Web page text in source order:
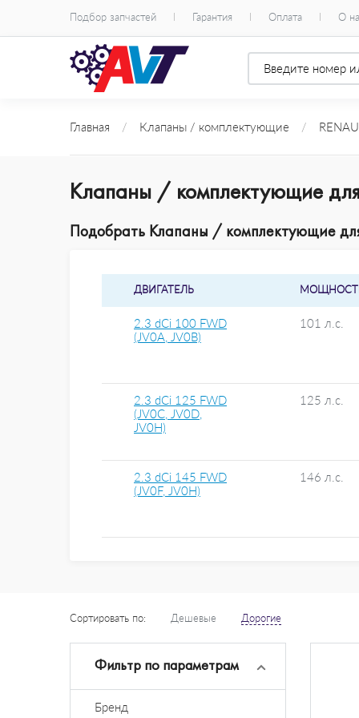
Подбор запчастей Гарантия Оплата О
Главная / Клапаны / комплектующие /
Клапаны / комплектующие для
Подобрать Клапаны / комплектующие для
ДВИГАТЕЛЬ
2.3 dCi 100 FWD
(JV0A, JV0B)
101 л.с.
2.3 dCi 125 FWD
(JV0C, JV0D,
JV0H)
125 л.с.
2.3 dCi 145 FWD
(JV0F, JV0H)
146 л.с.
Сортировать по: Дешевые Дорогие
Фильтр по параметрам
Бренд